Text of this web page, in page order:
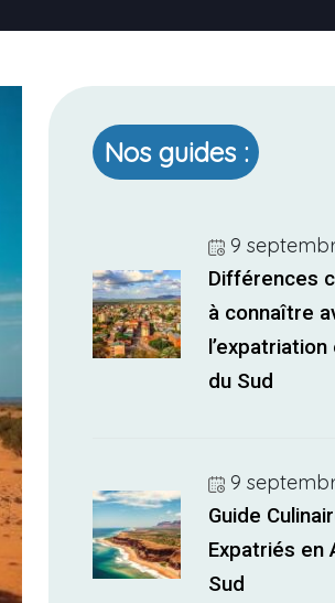
Nos guides :
9
Différences
à connaître
du Sud
9
Guide
Expatriés en
Sud